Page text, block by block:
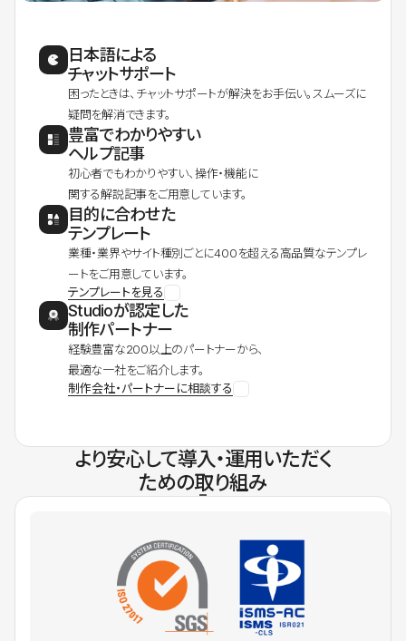
日本語による
チャットサポート
困ったときは、チャットサポートが解決をお手伝い。スムーズに
疑問を解消できます。
豊富でわかりやすい
ヘルプ記事
初心者でもわかりやすい、操作・機能に
関する解説記事をご用意しています。
目的に合わせた
テンプレート
業種・業界やサイト種別ごとに400を超える高品質なテンプレ
ートをご用意しています。
テンプレートを見る
Studioが認定した
制作パートナー
経験豊富な200以上のパートナーから、
最適な一社をご紹介します。
制作会社・パートナーに相談する
より安心して導入・運用いただく
ための取り組み